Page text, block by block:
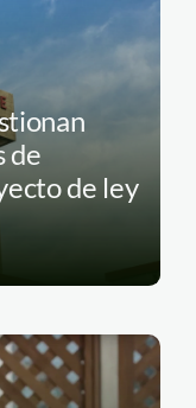
de
de ley